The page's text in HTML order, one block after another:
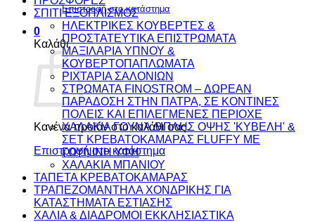
Επιστροφή στο κατάστημα
0
Καλάθι
Κανένα προϊόν στο καλάθι σας.
Επιστροφή στο κατάστημα
ΣΠΙΤΙ ΕΞΟΠΛΙΣΜΟΣ
ΗΛΕΚΤΡΙΚΕΣ ΚΟΥΒΕΡΤΕΣ &
ΠΡΟΣΤΑΤΕΥΤΙΚΑ ΕΠΙΣΤΡΩΜΑΤΑ
ΜΑΞΙΛΑΡΙΑ ΥΠΝΟΥ &
ΚΟΥΒΕΡΤΟΠΑΠΛΩΜΑΤΑ
ΡΙΧΤΑΡΙΑ ΣΑΛΟΝΙΩΝ
ΣΤΡΩΜΑΤΑ FINOSTROM – ΔΩΡΕΑΝ
ΠΑΡΑΔΟΣΗ ΣΤΗΝ ΠΑΤΡΑ, ΣΕ ΚΟΝΤΙΝΕΣ
ΠΟΛΕΙΣ ΚΑΙ ΕΠΙΛΕΓΜΕΝΕΣ ΠΕΡΙΟΧΕ
ΧΑΛΑΚΙΑ ΓΟΥΝΑ ΔΙΠΛΗΣ ΟΨΗΣ 'ΚΥΒΕΛΗ' &
ΣΕΤ ΚΡΕΒΑΤΟΚΑΜΑΡΑΣ FLUFFY ΜΕ
ΓΟΥΝΙΝΗ ΥΦΗ
ΧΑΛΑΚΙΑ ΜΠΑΝΙΟΥ
ΤΑΠΕΤΑ ΚΡΕΒΑΤΟΚΑΜΑΡΑΣ
ΤΡΑΠΕΖΟΜΑΝΤΗΛΑ ΧΟΝΔΡΙΚΗΣ ΓΙΑ
ΚΑΤΑΣΤΗΜΑΤΑ ΕΣΤΙΑΣΗΣ
ΧΑΛΙΑ & ΔΙΑΔΡΟΜΟΙ ΕΚΚΛΗΣΙΑΣΤΙΚΑ